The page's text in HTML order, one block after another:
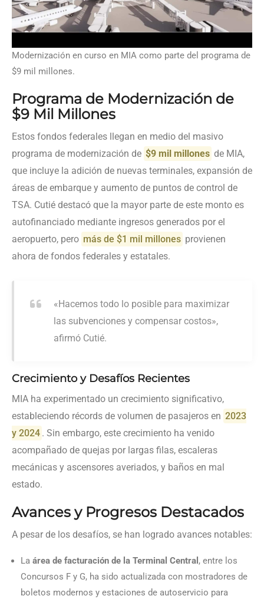
Modernización en curso en MIA como parte del programa de
$9 mil millones.
Programa de Modernización de
$9 Mil Millones
Estos fondos federales llegan en medio del masivo
programa de modernización de $9 mil millones de MIA,
que incluye la adición de nuevas terminales, expansión de
áreas de embarque y aumento de puntos de control de
TSA. Cutié destacó que la mayor parte de este monto es
autofinanciado mediante ingresos generados por el
aeropuerto, pero más de $1 mil millones provienen
ahora de fondos federales y estatales.
«Hacemos todo lo posible para maximizar
las subvenciones y compensar costos»,
afirmó Cutié.
Crecimiento y Desafíos Recientes
MIA ha experimentado un crecimiento significativo,
estableciendo récords de volumen de pasajeros en 2023
y 2024 . Sin embargo, este crecimiento ha venido
acompañado de quejas por largas filas, escaleras
mecánicas y ascensores averiados, y baños en mal
estado.
Avances y Progresos Destacados
A pesar de los desafíos, se han logrado avances notables:
La área de facturación de la Terminal Central , entre los
Concursos F y G, ha sido actualizada con mostradores de
boletos modernos y estaciones de autoservicio para